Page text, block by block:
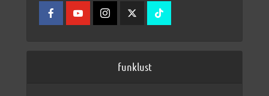
funklust